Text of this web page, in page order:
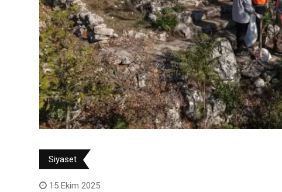
Siyaset
15 Ekim 2025